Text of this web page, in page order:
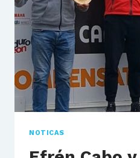
ARTIME
Y
SAMUEL
DÍAZ
EN
LA
VELOCIDAD.
NOTICAS